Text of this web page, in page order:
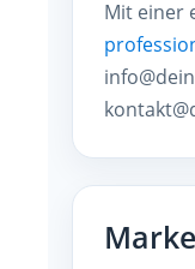
Mit einer